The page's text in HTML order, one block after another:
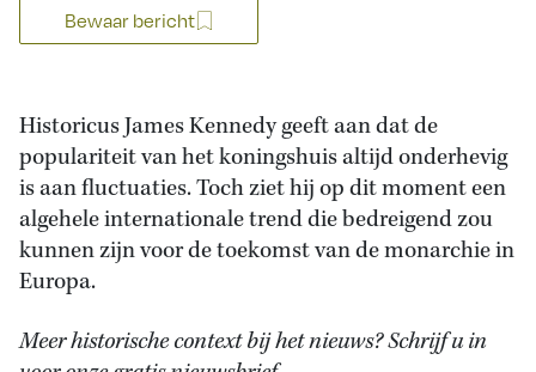
Bewaar bericht
Historicus James Kennedy geeft aan dat de
populariteit van het koningshuis altijd onderhevig
is aan fluctuaties. Toch ziet hij op dit moment een
algehele internationale trend die bedreigend zou
kunnen zijn voor de toekomst van de monarchie in
Europa.
Meer historische context bij het nieuws? Schrijf u in